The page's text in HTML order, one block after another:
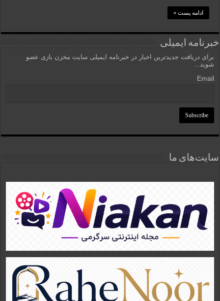
ادامه پست »
خبرنامه ایمیلی
برای دریافت جدیدترین اخبار در خبرنامه ایمیلی سایت مخزن بازی عضو
شوید...
Email
سایت‌های ما